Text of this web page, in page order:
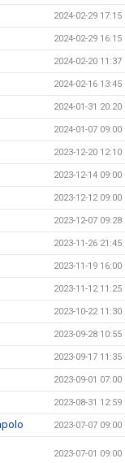
2024-02-29 17:15
2024-02-29 16:15
2024-02-20 11:37
2024-02-16 13:45
2024-01-31 20:20
2024-01-07 09:00
2023-12-20 12:10
2023-12-14 09:00
2023-12-12 09:00
2023-12-07 09:28
2023-11-26 21:45
2023-11-19 16:00
2023-11-12 11:25
2023-10-22 11:30
2023-09-28 10:55
2023-09-17 11:35
2023-09-01 07:00
2023-08-31 12:59
2023-07-07 09:00
2023-07-01 09:00